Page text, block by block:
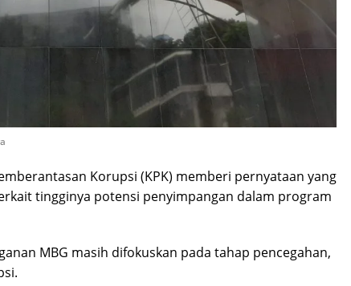
Korupsi (KPK) memberi pernyataan yang
tingginya potensi penyimpangan dalam program
MBG masih difokuskan pada tahap pencegahan,